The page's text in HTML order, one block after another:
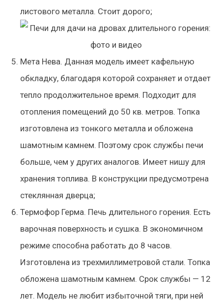
листового металла. Стоит дорого;
Мета Нева. Данная модель имеет кафельную
обкладку, благодаря которой сохраняет и отдает
тепло продолжительное время. Подходит для
отопления помещений до 50 кв. метров. Топка
изготовлена из тонкого металла и обложена
шамотным камнем. Поэтому срок службы печи
больше, чем у других аналогов. Имеет нишу для
хранения топлива. В конструкции предусмотрена
стеклянная дверца;
Термофор Герма. Печь длительного горения. Есть
варочная поверхность и сушка. В экономичном
режиме способна работать до 8 часов.
Изготовлена из трехмиллиметровой стали. Топка
обложена шамотным камнем. Срок службы — 12
лет. Модель не любит избыточной тяги, при ней